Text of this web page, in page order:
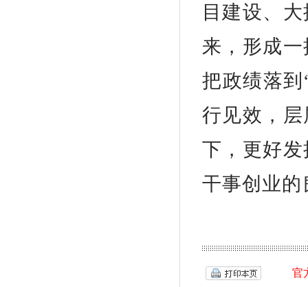
目建设、
来，形成
把政绩落
行见效，
下，更好
干事创业的
官